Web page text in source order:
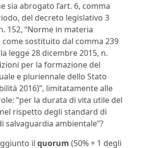
sia abrogato l’art. 6, comma
del decreto legislativo 3
152, “Norme in materia
come sostituito dal comma 239
legge 28 dicembre 2015, n.
per la formazione del
e pluriennale dello Stato
2016)”, limitatamente alle
“per la durata di vita utile del
rispetto degli standard di
salvaguardia ambientale”?
il quorum (50% + 1 degli